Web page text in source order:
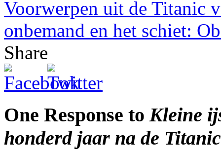
Voorwerpen uit de Titanic
onbemand en het schiet:
Share
One Response toKleine
honderd jaar na de Titanic